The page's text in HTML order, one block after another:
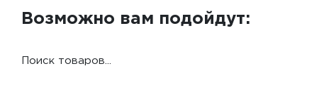
Возможно вам подойдут:
Поиск товаров...